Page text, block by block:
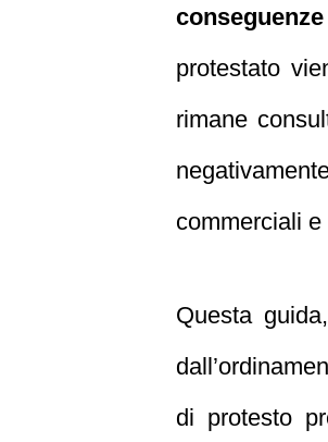
conseguenze
protestato
rimane
commerciali
Questa
di protesto